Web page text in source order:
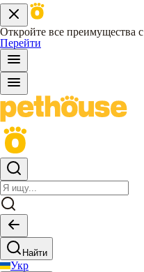
Откройте все преимущества
Перейти
Найти
Укр